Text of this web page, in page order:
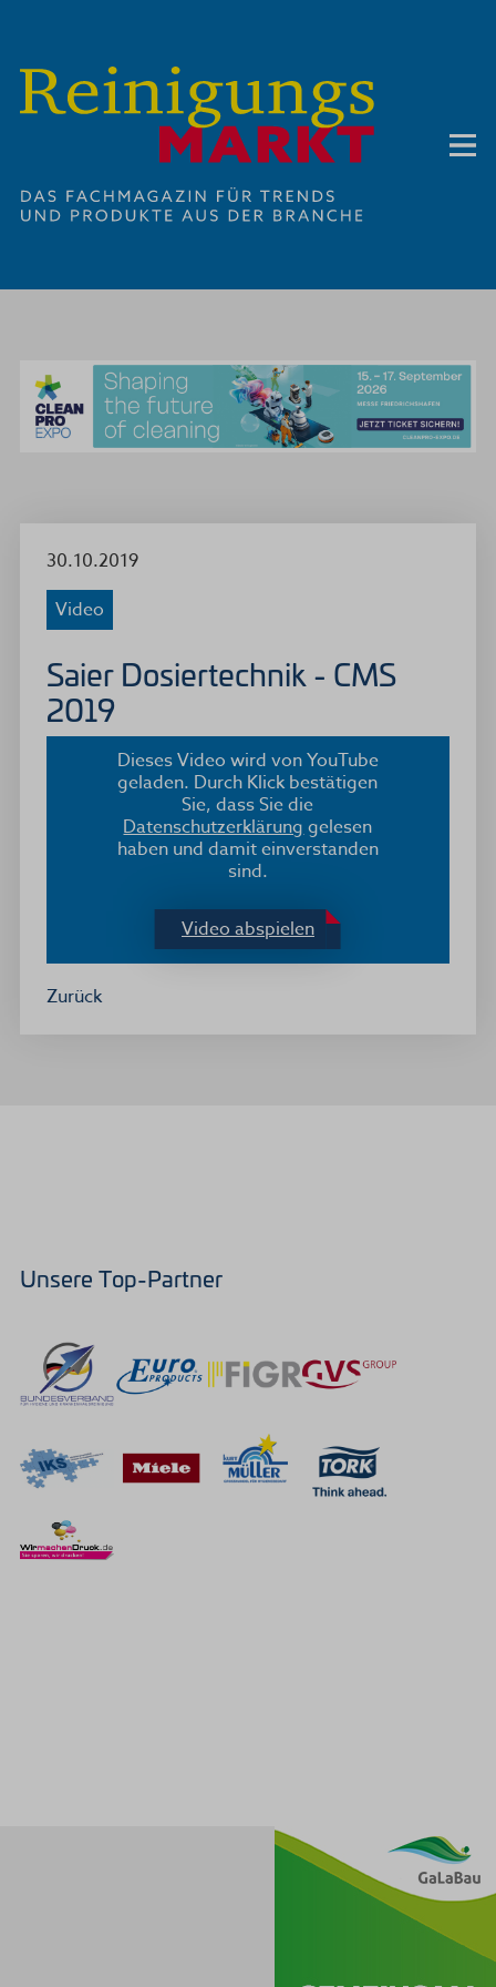
30.10.2019
Video
Saier Dosiertechnik - CMS
2019
Dieses Video wird von YouTube
geladen. Durch Klick bestätigen
Sie, dass Sie die
Datenschutzerklärunggelesen
haben und damit einverstanden
sind.
Video abspielen
Zurück
Unsere Top-Partner